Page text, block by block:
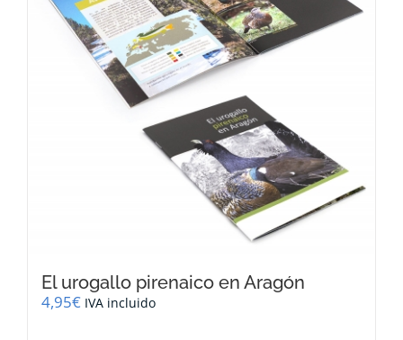
El urogallo pirenaico en Aragón
4,95€ IVA incluido